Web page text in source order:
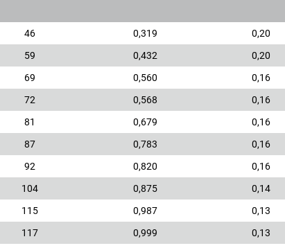
46 0,319 0,20
59 0,432 0,20
69 0,560 0,16
72 0,568 0,16
81 0,679 0,16
87 0,783 0,16
92 0,820 0,16
104 0,875 0,14
115 0,987 0,13
117 0,999 0,13